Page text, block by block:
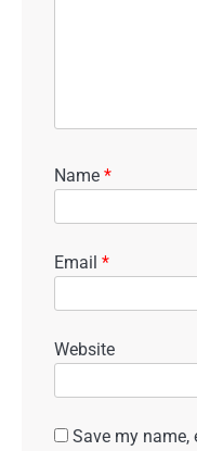
Name *
Email *
Website
Save my